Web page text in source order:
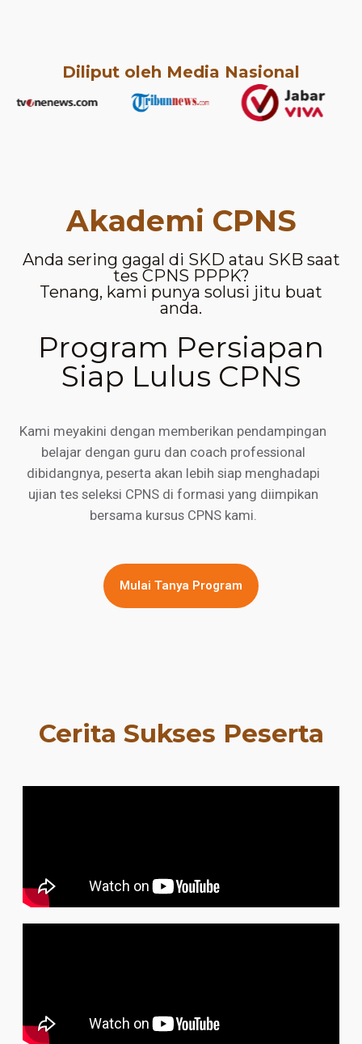
Diliput oleh Media Nasional
Akademi CPNS
Anda sering gagal di SKD atau SKB saat
tes CPNS PPPK?
Tenang, kami punya solusi jitu buat
anda.
Program Persiapan
Siap Lulus CPNS
Kami meyakini dengan memberikan pendampingan
belajar dengan guru dan coach professional
dibidangnya, peserta akan lebih siap menghadapi
ujian tes seleksi CPNS di formasi yang diimpikan
bersama kursus CPNS kami.
Mulai Tanya Program
Cerita Sukses Peserta